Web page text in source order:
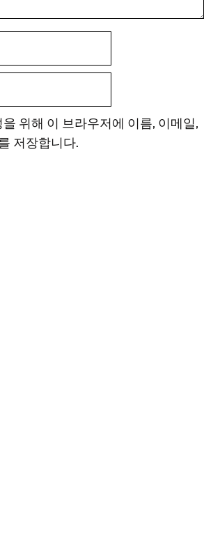
위해 이 브라우저에 이름, 이메일,
저장합니다.